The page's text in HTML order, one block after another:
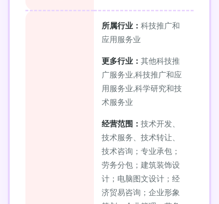
所属行业： 科技推广和
应用服务业
更多行业： 其他科技推
广服务业,科技推广和应
用服务业,科学研究和技
术服务业
经营范围： 技术开发、
技术服务、技术转让、
技术咨询；专业承包；
劳务分包；建筑装饰设
计；电脑图文设计；经
济贸易咨询；企业形象